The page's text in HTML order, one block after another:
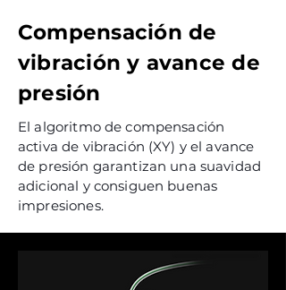
Compensación de
vibración y avance de
presión
El algoritmo de compensación
activa de vibración (XY) y el avance
de presión garantizan una suavidad
adicional y consiguen buenas
impresiones.